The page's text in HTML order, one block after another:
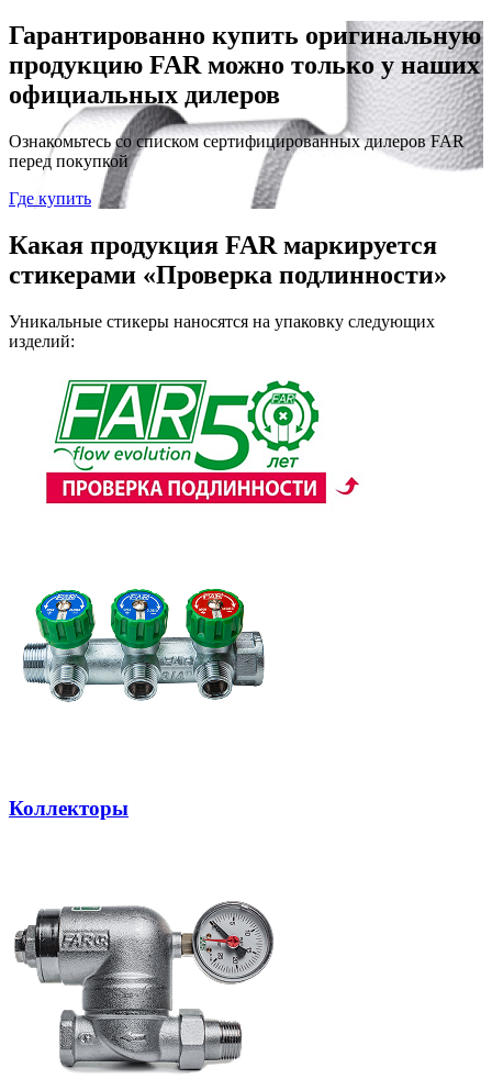
Гарантированно купить оригинальную
продукцию FAR можно только у наших
официальных дилеров
Ознакомьтесь со списком сертифицированных дилеров FAR
перед покупкой
Где купить
Какая продукция FAR маркируется
стикерами «Проверка подлинности»
Уникальные стикеры наносятся на упаковку следующих
изделий:
Коллекторы